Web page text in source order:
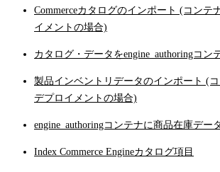
Commerceカタログのインポート (コンテ
イメントの場合)
カタログ・データをengine_authoringコン
製品インベントリデータのインポート (
デプロイメントの場合)
engine_authoringコンテナに商品在庫デー
Index Commerce Engineカタログ項目